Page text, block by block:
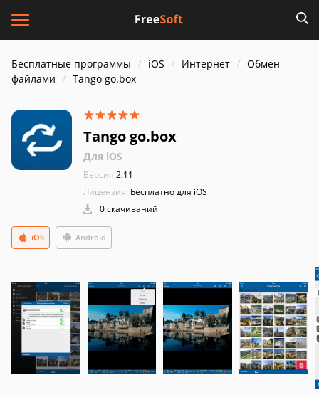
Бесплатные программы iOS Интернет
Обмен
файлами
Tango go.box
Tango go.box
Для iOS
Версия:2.11
Лицензия: Бесплатно для iOS
0 скачиваний
Android
iOS